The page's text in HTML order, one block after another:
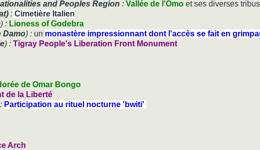
and Peoples Region : Vallée de l'Omo et ses diverses
: Cimetière Italien
) : Lioness of Godebra
Damo) : un monastère impressionnant dont l'accès se fait en
) : Tigray People's Liberation Front Monument
de Omar Bongo
de la Liberté
Participation au rituel nocturne 'bwiti'
Arch